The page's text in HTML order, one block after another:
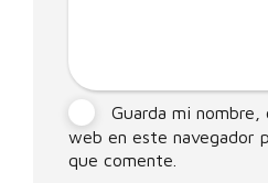
Guarda mi
web en este navegador
que comente.